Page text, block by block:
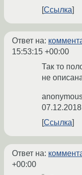
Ссылка
Ответ на:
15:53:15 +00:00
Так то
не
Ссылка
Ответ на:
+00:00